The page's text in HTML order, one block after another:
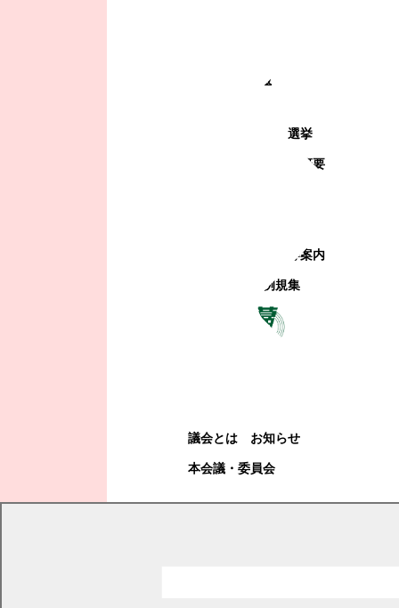
町政情報
選挙
町の概要
観光地・公共施設等案内
電子掲示場・例規集
議会とは
お知らせ
本会議・委員会